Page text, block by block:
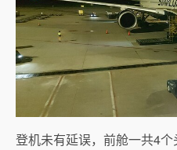
登机未有延误，前舱一共4